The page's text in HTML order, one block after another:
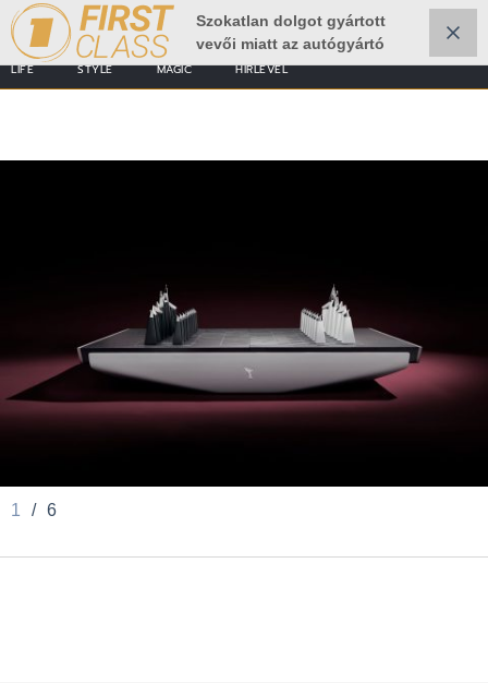
LIFE STYLE MAGIC HÍRLEVÉL
Szokatlan dolgot gyártott
vevői miatt az autógyártó
1 / 6